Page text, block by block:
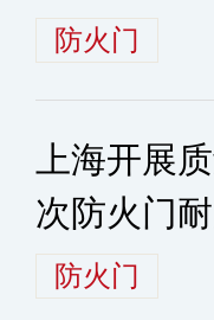
防火门
上海开展
次防火门
防火门